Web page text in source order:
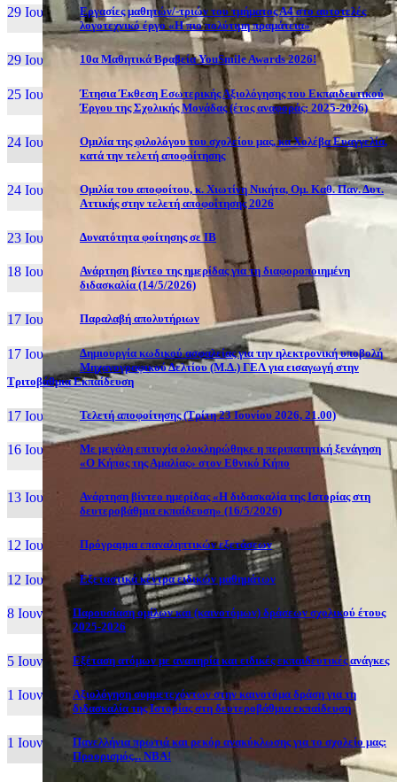
29 Ιουν, 26
Εργασίες μαθητών/-τριών του τμήματος Α4 στο αυτοτελές
λογοτεχνικό έργο «Η πιο πολύτιμη πραμάτεια»
29 Ιουν, 26 10α Μαθητικά Βραβεία YouSmile Awards 2026!
25 Ιουν, 26
Έτησια Έκθεση Εσωτερικής Αξιολόγησης του Εκπαιδευτικού
Έργου της Σχολικής Μονάδας (έτος αναφοράς: 2025-2026)
24 Ιουν, 26
Ομιλία της φιλολόγου του σχολείου μας, κα Χολέβα Ευαγγελία,
κατά την τελετή αποφοίτησης
24 Ιουν, 26
Ομιλία του αποφοίτου, κ. Χιωτίνη Νικήτα, Ομ. Καθ. Παν. Δυτ.
Αττικής στην τελετή αποφοίτησης 2026
23 Ιουν, 26 Δυνατότητα φοίτησης σε ΙΒ
18 Ιουν, 26
Ανάρτηση βίντεο της ημερίδας για τη διαφοροποιημένη
διδασκαλία (14/5/2026)
17 Ιουν, 26 Παραλαβή απολυτήριων
17 Ιουν, 26
Δημιουργία κωδικού ασφαλείας για την ηλεκτρονική υποβολή
Μηχανογραφικού Δελτίου (Μ.Δ.) ΓΕΛ για εισαγωγή στην
Τριτοβάθμια Εκπαίδευση
17 Ιουν, 26 Τελετή αποφοίτησης (Τρίτη 23 Ιουνίου 2026, 21.00)
16 Ιουν, 26
Με μεγάλη επιτυχία ολοκληρώθηκε η περιπατητική ξενάγηση
«Ο Κήπος της Αμαλίας» στον Εθνικό Κήπο
13 Ιουν, 26
Ανάρτηση βίντεο ημερίδας «Η διδασκαλία της Ιστορίας στη
δευτεροβάθμια εκπαίδευση» (16/5/2026)
12 Ιουν, 26 Πρόγραμμα επαναληπτικών εξετάσεων
12 Ιουν, 26 Εξεταστικά κέντρα ειδικών μαθημάτων
8 Ιουν, 26
Παρουσίαση ομίλων και (καινοτόμων) δράσεων σχολικού έτους
2025-2026
5 Ιουν, 26 Εξέταση ατόμων με αναπηρία και ειδικές εκπαιδευτικές ανάγκες
1 Ιουν, 26
Αξιολόγηση συμμετεχόντων στην καινοτόμα δράση για τη
διδασκαλία της Ιστορίας στη δευτεροβάθμια εκπαίδευση
1 Ιουν, 26
Πανελλήνια πρωτιά και ρεκόρ ανακύκλωσης για το σχολείο μας:
Προορισμός... NBA!